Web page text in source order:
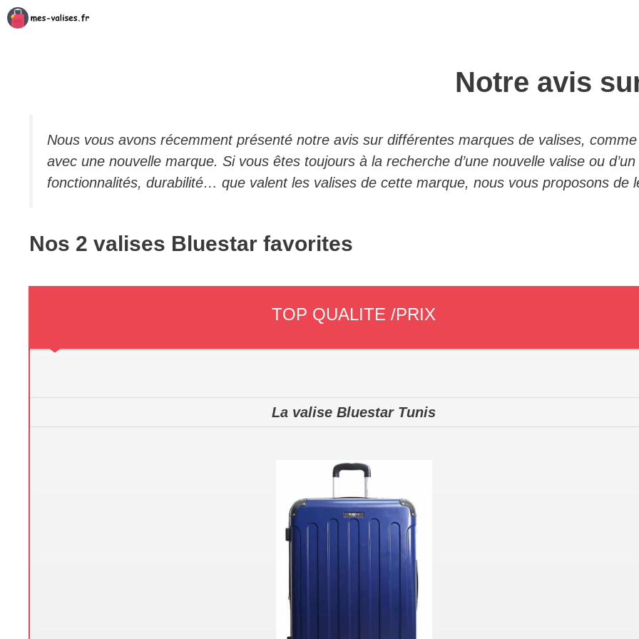
Aller
au
Notre avis
Nous vous avons récemment présenté notre avis sur différentes marques de valises,
avec une nouvelle marque. Si vous êtes toujours à la recherche d’une nouvelle valise ou
fonctionnalités, durabilité… que valent les valises de cette marque, nous vous proposons de
Nos 2 valises Bluestar favorites
TOP QUALITE /PRIX
La valise Bluestar Tunis